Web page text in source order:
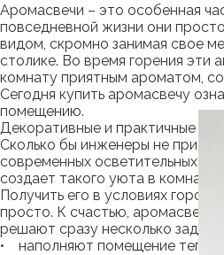
Аромасвечи – это особенная
повседневной жизни они
видом, скромно занимая свое
столике. Во время горения эти
комнату приятным ароматом,
Сегодня купить аромасвечу
помещению.
Декоративные и практичные
Сколько бы инженеры не
современных осветительных
создает такого уюта в комнате,
Получить его в условиях
просто. К счастью, аромасвечи
решают сразу несколько задач:
• наполняют помещение